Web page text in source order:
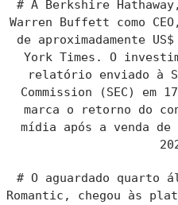
# A Berkshire
Warren Buffett como
de aproximadamente
York Times. O
relatório enviado à
Commission (SEC) em
marca o retorno do
mídia após a venda
# O aguardado quarto
Romantic, chegou às